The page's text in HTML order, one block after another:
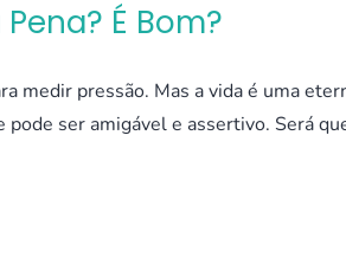
É Bom?
medir pressão. Mas a vida é uma
pode ser amigável e assertivo. Será